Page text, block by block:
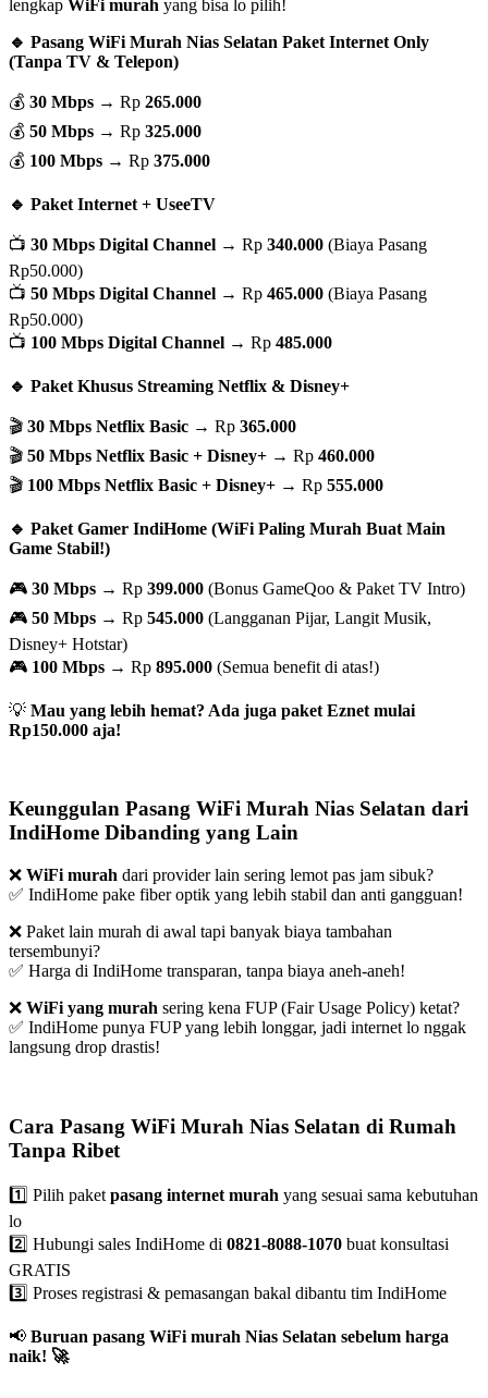
lengkap WiFi murah yang bisa lo pilih!
🔹 Pasang WiFi Murah Nias Selatan Paket Internet Only
(Tanpa TV & Telepon)
💰 30 Mbps → Rp 265.000
💰 50 Mbps → Rp 325.000
💰 100 Mbps → Rp 375.000
🔹 Paket Internet + UseeTV
📺 30 Mbps Digital Channel → Rp 340.000 (Biaya Pasang
Rp50.000)
📺 50 Mbps Digital Channel → Rp 465.000 (Biaya Pasang
Rp50.000)
📺 100 Mbps Digital Channel → Rp 485.000
🔹 Paket Khusus Streaming Netflix & Disney+
🎬 30 Mbps Netflix Basic → Rp 365.000
🎬 50 Mbps Netflix Basic + Disney+ → Rp 460.000
🎬 100 Mbps Netflix Basic + Disney+ → Rp 555.000
🔹 Paket Gamer IndiHome (WiFi Paling Murah Buat Main
Game Stabil!)
🎮 30 Mbps → Rp 399.000 (Bonus GameQoo & Paket TV Intro)
🎮 50 Mbps → Rp 545.000 (Langganan Pijar, Langit Musik,
Disney+ Hotstar)
🎮 100 Mbps → Rp 895.000 (Semua benefit di atas!)
💡 Mau yang lebih hemat? Ada juga paket Eznet mulai
Rp150.000 aja!
Keunggulan Pasang WiFi Murah Nias Selatan dari
IndiHome Dibanding yang Lain
❌ WiFi murah dari provider lain sering lemot pas jam sibuk?
✅ IndiHome pake fiber optik yang lebih stabil dan anti gangguan!
❌ Paket lain murah di awal tapi banyak biaya tambahan
tersembunyi?
✅ Harga di IndiHome transparan, tanpa biaya aneh-aneh!
❌ WiFi yang murah sering kena FUP (Fair Usage Policy) ketat?
✅ IndiHome punya FUP yang lebih longgar, jadi internet lo nggak
langsung drop drastis!
Cara Pasang WiFi Murah Nias Selatan di Rumah
Tanpa Ribet
1️⃣ Pilih paketpasang internet murah yang sesuai sama kebutuhan
lo
2️⃣ Hubungi sales IndiHome di 0821-8088-1070 buat konsultasi
GRATIS
3️⃣ Proses registrasi & pemasangan bakal dibantu tim IndiHome
📢 Buruan pasang WiFi murah Nias Selatan sebelum harga
naik! 🚀